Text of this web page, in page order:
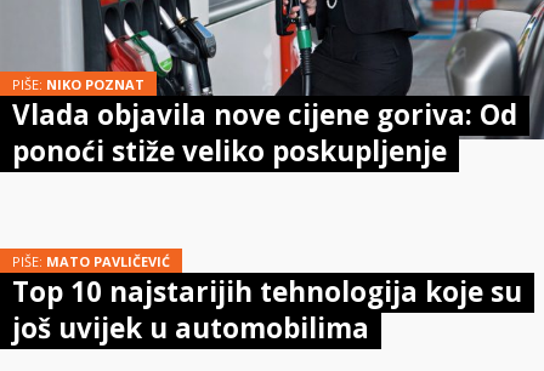
PIŠE: NIKO POZNAT
Vlada objavila nove cijene goriva: Od
ponoći stiže veliko poskupljenje
PIŠE: MATO PAVLIČEVIĆ
Top 10 najstarijih tehnologija koje su
još uvijek u automobilima